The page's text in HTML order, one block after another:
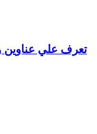
تعرف علي عناوين